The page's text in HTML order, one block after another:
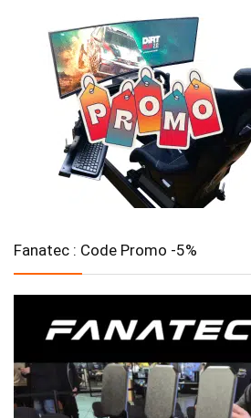
Fanatec : Code Promo -5%